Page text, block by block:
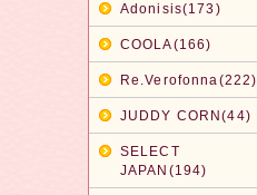
Adonisis(173)
COOLA(166)
Re.Verofonna(222)
JUDDY CORN(44)
SELECT
JAPAN(194)